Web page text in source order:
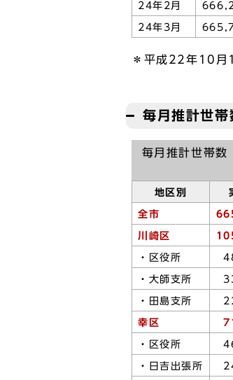
24年2月
24年3月
＊平成22年10月
毎月推計世
毎月推計世帯
地区別
全市
川崎区
・区役所
・大師支所
・田島支所
幸区
・区役所
・日吉出張所